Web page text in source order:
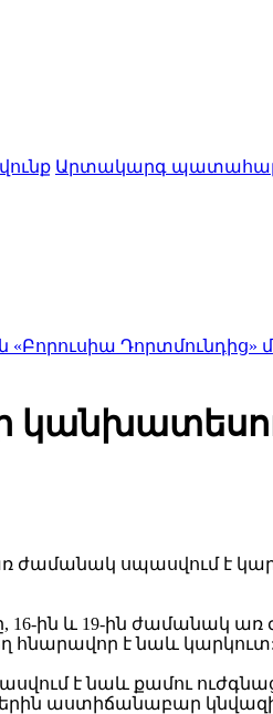
Արտակարգ
միացել է
առ ժամանակ սպասվում
ին և 19-ին ժամանակ առ
է նաև կարկուտ:
է նաև քամու
աստիճանաբար